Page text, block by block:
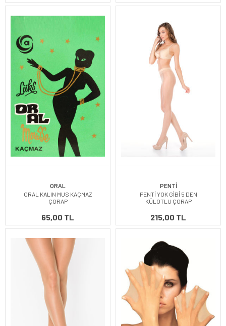
ORAL
ORAL KALIN MUS KAÇMAZ
ÇORAP
65,00 TL
PENTİ
PENTİ YOK GİBİ 5 DEN
KÜLOTLU ÇORAP
215,00 TL